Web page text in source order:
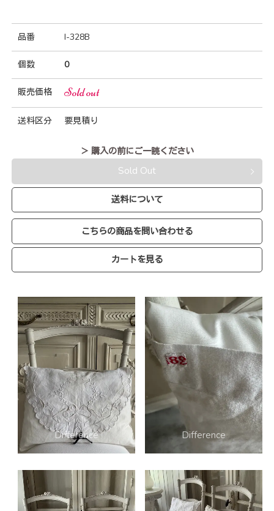
品番 I-328B
個数 0
販売価格 Sold out
送料区分 要見積り
＞ 購入の前にご一読ください
Sold Out
送料について
こちらの商品を問い合わせる
カートを見る